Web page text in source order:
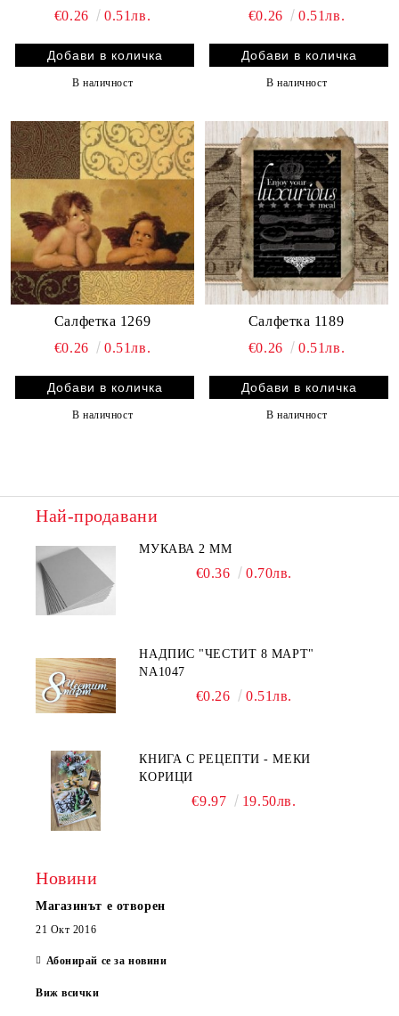
€0.26 0.51лв.
В наличност
€0.26 0.51лв.
В наличност
Салфетка 1269
€0.26
0.51лв.
В наличност
Салфетка 1189
€0.26
0.51лв.
В наличност
Най-продавани
МУКАВА 2 ММ
€0.36 0.70лв.
НАДПИС "ЧЕСТИТ 8 МАРТ"
NA1047
€0.26 0.51лв.
КНИГА С РЕЦЕПТИ - МЕКИ
КОРИЦИ
€9.97 19.50лв.
Новини
Магазинът е отворен
21 Окт 2016
Абонирай се за новини
Виж всички